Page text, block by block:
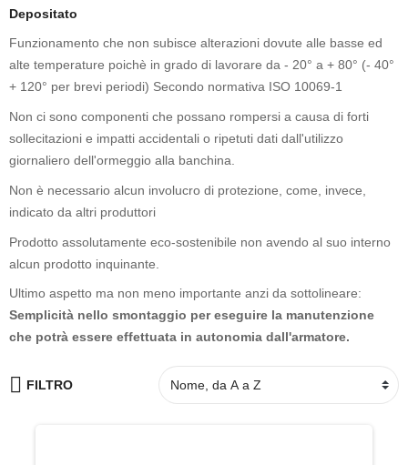
Depositato
Funzionamento che non subisce alterazioni dovute alle basse ed
alte temperature poichè in grado di lavorare da - 20° a + 80° (- 40°
+ 120° per brevi periodi) Secondo normativa ISO 10069-1
Non ci sono componenti che possano rompersi a causa di forti
sollecitazioni e impatti accidentali o ripetuti dati dall'utilizzo
giornaliero dell'ormeggio alla banchina.
Non è necessario alcun involucro di protezione, come, invece,
indicato da altri produttori
Prodotto assolutamente eco-sostenibile non avendo al suo interno
alcun prodotto inquinante.
Ultimo aspetto ma non meno importante anzi da sottolineare:
Semplicità nello smontaggio per eseguire la manutenzione
che potrà essere effettuata in autonomia dall'armatore.
FILTRO